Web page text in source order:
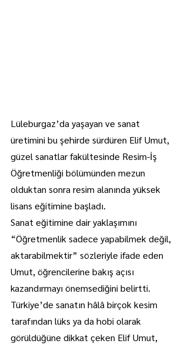
Lüleburgaz’da yaşayan ve sanat
üretimini bu şehirde sürdüren Elif Umut,
güzel sanatlar fakültesinde Resim-İş
Öğretmenliği bölümünden mezun
olduktan sonra resim alanında yüksek
lisans eğitimine başladı.
Sanat eğitimine dair yaklaşımını
“Öğretmenlik sadece yapabilmek değil,
aktarabilmektir” sözleriyle ifade eden
Umut, öğrencilerine bakış açısı
kazandırmayı önemsediğini belirtti.
Türkiye’de sanatın hâlâ birçok kesim
tarafından lüks ya da hobi olarak
görüldüğüne dikkat çeken Elif Umut,